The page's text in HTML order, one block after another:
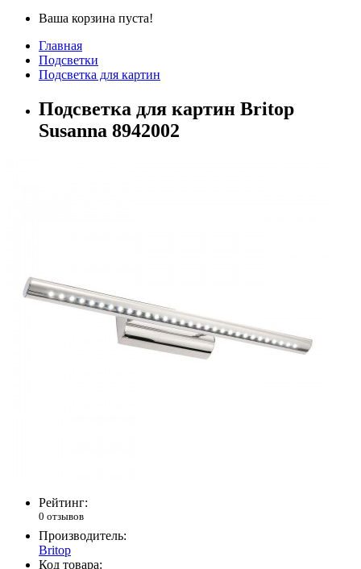
Ваша корзина пуста!
Главная
Подсветки
Подсветка для картин
Подсветка для картин Britop
Susanna 8942002
Рейтинг:
0 отзывов
Производитель:
Britop
Код товара: